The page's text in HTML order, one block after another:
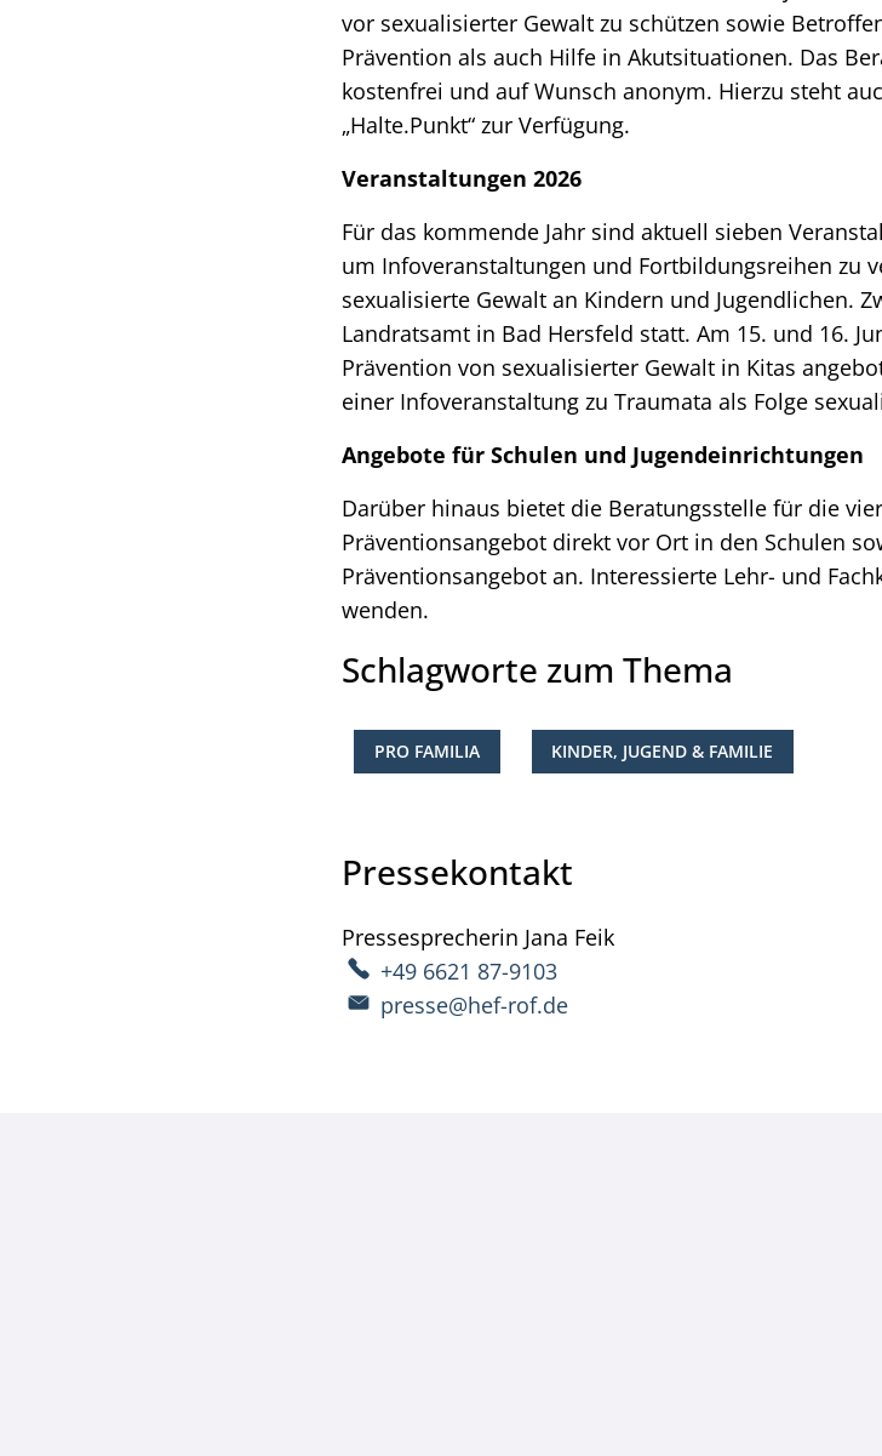
vor sexualisierter Gewalt zu schützen sowie
Prävention als auch Hilfe in Akutsituationen. Das
kostenfrei und auf Wunsch anonym. Hierzu steht
„Halte.Punkt“ zur Verfügung.
Veranstaltungen 2026
Für das kommende Jahr sind aktuell sieben
um Infoveranstaltungen und Fortbildungsreihen zu
sexualisierte Gewalt an Kindern und Jugendlichen.
Landratsamt in Bad Hersfeld statt. Am 15. und 16.
Prävention von sexualisierter Gewalt in Kitas
einer Infoveranstaltung zu Traumata als Folge
Angebote für Schulen und Jugendeinrichtungen
Darüber hinaus bietet die Beratungsstelle für die
Präventionsangebot direkt vor Ort in den Schulen
Präventionsangebot an. Interessierte Lehr- und
wenden.
Schlagworte zum Thema
PRO FAMILIA KINDER, JUGEND & FAMILIE
Pressekontakt
Pressesprecherin Jana Feik
+49 6621 87-9103
presse@hef-rof.de